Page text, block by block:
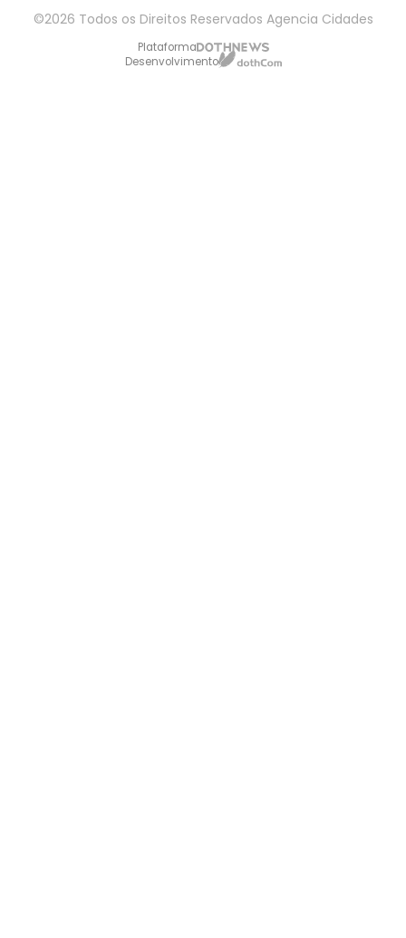
©2026 Todos os Direitos Reservados Agencia Cidades
Plataforma
Desenvolvimento